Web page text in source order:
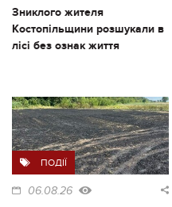
Зниклого жителя
Костопільщини розшукали в
лісі без ознак життя
ПОДІЇ
06.08.26